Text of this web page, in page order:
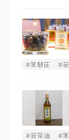
#苯駢芘 #
#苦茶油 #